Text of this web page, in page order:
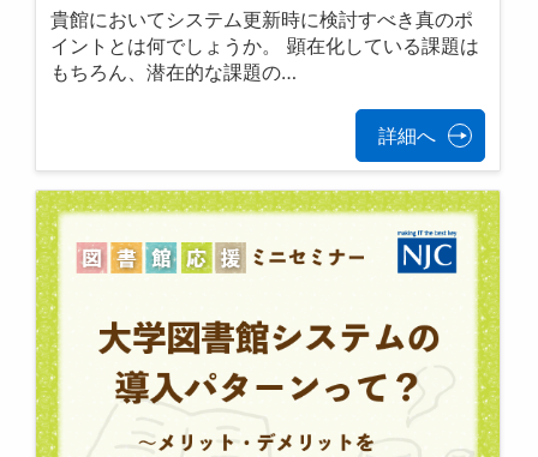
貴館においてシステム更新時に検討すべき真のポ
イントとは何でしょうか。 顕在化している課題は
もちろん、潜在的な課題の…
詳細へ